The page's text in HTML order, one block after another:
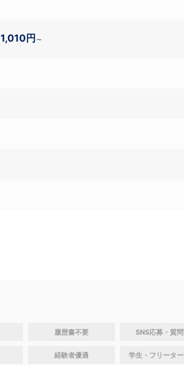
1,010円 ～
履歴書不要 SNS応募・質
経験者優遇 学生・フリータ